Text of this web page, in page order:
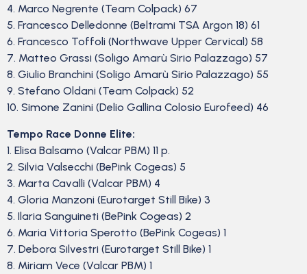
4. Marco Negrente (Team Colpack) 67
5. Francesco Delledonne (Beltrami TSA Argon 18) 61
6. Francesco Toffoli (Northwave Upper Cervical) 58
7. Matteo Grassi (Soligo Amarù Sirio Palazzago) 57
8. Giulio Branchini (Soligo Amarù Sirio Palazzago) 55
9. Stefano Oldani (Team Colpack) 52
10. Simone Zanini (Delio Gallina Colosio Eurofeed) 46
Tempo Race Donne Elite:
1. Elisa Balsamo (Valcar PBM) 11 p.
2. Silvia Valsecchi (BePink Cogeas) 5
3. Marta Cavalli (Valcar PBM) 4
4. Gloria Manzoni (Eurotarget Still Bike) 3
5. Ilaria Sanguineti (BePink Cogeas) 2
6. Maria Vittoria Sperotto (BePink Cogeas) 1
7. Debora Silvestri (Eurotarget Still Bike) 1
8. Miriam Vece (Valcar PBM) 1